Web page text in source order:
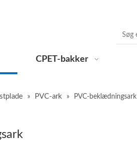
CPET-bakker
» PVC-ark » PVC-beklædningsark